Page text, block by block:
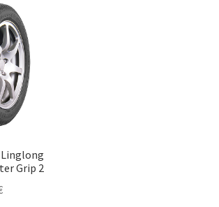
Linglong
Grip 2